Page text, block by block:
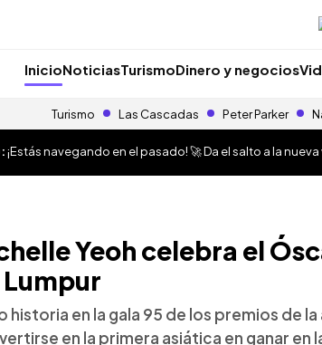
InicioNoticiasTurismoDinero y negocios
Turismo Las Cascadas Peter Parker
¡Estás navegando en el pasado! 🚀 Da el salto a la
Yeoh celebra el
Lumpur
historia en la gala 95 de los premios de
en la primera asiática en ganar en